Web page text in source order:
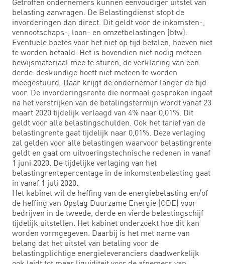
belasting aanvragen. De Belastingdienst stopt de
invorderingen dan direct. Dit geldt voor de inkomsten-,
vennootschaps-, loon- en omzetbelastingen (btw).
Eventuele boetes voor het niet op tijd betalen, hoeven niet
te worden betaald. Het is bovendien niet nodig meteen
bewijsmateriaal mee te sturen, de verklaring van een
derde-deskundige hoeft niet meteen te worden
meegestuurd. Daar krijgt de ondernemer langer de tijd
voor. De invorderingsrente die normaal gesproken ingaat
na het verstrijken van de betalingstermijn wordt vanaf 23
maart 2020 tijdelijk verlaagd van 4% naar 0,01%. Dit
geldt voor alle belastingschulden. Ook het tarief van de
belastingrente gaat tijdelijk naar 0,01%. Deze verlaging
zal gelden voor alle belastingen waarvoor belastingrente
geldt en gaat om uitvoeringstechnische redenen in vanaf
1 juni 2020. De tijdelijke verlaging van het
belastingrentepercentage in de inkomstenbelasting gaat
in vanaf 1 juli 2020.
Het kabinet wil de heffing van de energiebelasting en/of
de heffing van Opslag Duurzame Energie (ODE) voor
bedrijven in de tweede, derde en vierde belastingschijf
tijdelijk uitstellen. Het kabinet onderzoekt hoe dit kan
worden vormgegeven. Daarbij is het met name van
belang dat het uitstel van betaling voor de
belastingplichtige energieleveranciers daadwerkelijk